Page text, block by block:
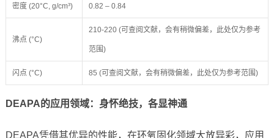
密度 (20°C, g/cm³) 0.82 – 0.84
沸点 (°C)
210-220 (可查阅文献，会有稍微偏差，此处仅为参考
范围)
闪点 (°C) 85 (可查阅文献，会有稍微偏差，此处仅为参考范围)
DEAPA的应用领域：身怀绝技，各显神通
DEAPA凭借其优异的性能，在环氧固化领域大放异彩，应用